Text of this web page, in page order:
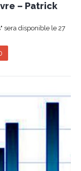
– Patrick
sera disponible le 27